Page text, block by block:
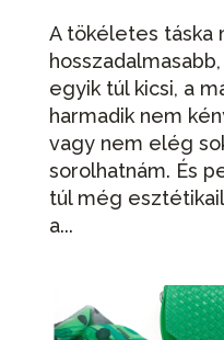
A tökéletes táska
egyik túl kicsi, a
harmadik nem
vagy nem elég
sorolhatnám. És
túl még
a...